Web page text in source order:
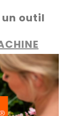
un outil